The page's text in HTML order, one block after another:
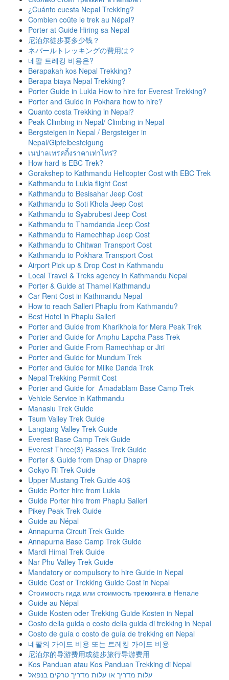
¿Cuánto cuesta Nepal Trekking?
Combien coûte le trek au Népal?
Porter at Guide Hiring sa Nepal
尼泊尔徒步要多少钱？
ネパールトレッキングの費用は？
네팔 트레킹 비용은?
Berapakah kos Nepal Trekking?
Berapa biaya Nepal Trekking?
Porter Guide in Lukla How to hire for Everest Trekking?
Porter and Guide in Pokhara how to hire?
Quanto costa Trekking in Nepal?
Peak Climbing in Nepal/ Climbing in Nepal
Bergsteigen in Nepal / Bergsteiger in
Nepal/Gipfelbesteigung
เนปาลเทรคกิ้งราคาเท่าไหร่?
How hard is EBC Trek?
Gorakshep to Kathmandu Helicopter Cost with EBC Trek
Kathmandu to Lukla flight Cost
Kathmandu to Besisahar Jeep Cost
Kathmandu to Soti Khola Jeep Cost
Kathmandu to Syabrubesi Jeep Cost
Kathmandu to Thamdanda Jeep Cost
Kathmandu to Ramechhap Jeep Cost
Kathmandu to Chitwan Transport Cost
Kathmandu to Pokhara Transport Cost
Airport Pick up & Drop Cost in Kathmandu
Local Travel & Treks agency in Kathmandu Nepal
Porter & Guide at Thamel Kathmandu
Car Rent Cost in Kathmandu Nepal
How to reach Salleri Phaplu from Kathmandu?
Best Hotel in Phaplu Salleri
Porter and Guide from Kharikhola for Mera Peak Trek
Porter and Guide for Amphu Lapcha Pass Trek
Porter and Guide From Ramechhap or Jiri
Porter and Guide for Mundum Trek
Porter and Guide for Milke Danda Trek
Nepal Trekking Permit Cost
Porter and Guide for Amadablam Base Camp Trek
Vehicle Service in Kathmandu
Manaslu Trek Guide
Tsum Valley Trek Guide
Langtang Valley Trek Guide
Everest Base Camp Trek Guide
Everest Three(3) Passes Trek Guide
Porter & Guide from Dhap or Dhapre
Gokyo Ri Trek Guide
Upper Mustang Trek Guide 40$
Guide Porter hire from Lukla
Guide Porter hire from Phaplu Salleri
Pikey Peak Trek Guide
Guide au Népal
Annapurna Circuit Trek Guide
Annapurna Base Camp Trek Guide
Mardi Himal Trek Guide
Nar Phu Valley Trek Guide
Mandatory or compulsory to hire Guide in Nepal
Guide Cost or Trekking Guide Cost in Nepal
Стоимость гида или стоимость треккинга в Непале
Guide au Népal
Guide Kosten oder Trekking Guide Kosten in Nepal
Costo della guida o costo della guida di trekking in Nepal
Costo de guía o costo de guía de trekking en Nepal
네팔의 가이드 비용 또는 트레킹 가이드 비용
尼泊尔的导游费用或徒步旅行导游费用
Kos Panduan atau Kos Panduan Trekking di Nepal
עלות מדריך או עלות מדריך טרקים בנפאל